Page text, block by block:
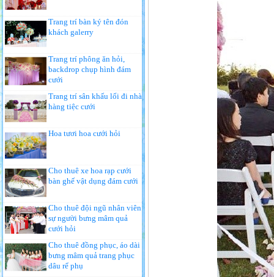
Trang trí bàn ký tên đón
khách galerry
Trang trí phông ăn hỏi,
backdrop chụp hình đám
cưới
Trang trí sân khấu lối đi nhà
hàng tiệc cưới
Hoa tươi hoa cưới hỏi
Cho thuê xe hoa rạp cưới
bàn ghế vật dụng đám cưới
Cho thuê đội ngũ nhân viên
sự người bưng mâm quả
cưới hỏi
Cho thuê đồng phục, áo dài
bưng mâm quả trang phục
dâu rể phụ